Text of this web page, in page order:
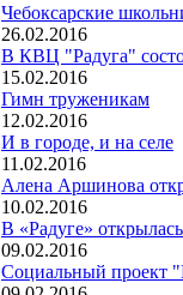
Чебоксарские
26.02.2016
В КВЦ "Радуга"
15.02.2016
Гимн труженикам
12.02.2016
И в городе, и на селе
11.02.2016
Алена Аршинова
10.02.2016
В «Радуге»
09.02.2016
Социальный проект